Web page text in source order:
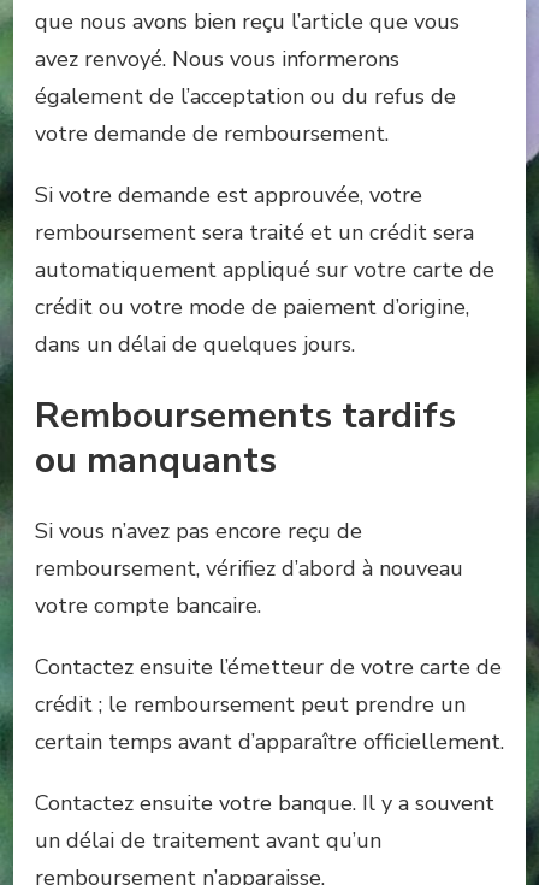
que nous avons bien reçu l’article que vous
avez renvoyé. Nous vous informerons
également de l’acceptation ou du refus de
votre demande de remboursement.
Si votre demande est approuvée, votre
remboursement sera traité et un crédit sera
automatiquement appliqué sur votre carte de
crédit ou votre mode de paiement d’origine,
dans un délai de quelques jours.
Remboursements tardifs
ou manquants
Si vous n’avez pas encore reçu de
remboursement, vérifiez d’abord à nouveau
votre compte bancaire.
Contactez ensuite l’émetteur de votre carte de
crédit ; le remboursement peut prendre un
certain temps avant d’apparaître officiellement.
Contactez ensuite votre banque. Il y a souvent
un délai de traitement avant qu’un
remboursement n’apparaisse.